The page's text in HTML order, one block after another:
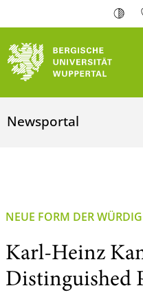
Newsportal
NEUE FORM DER
Karl-Heinz
Distinguished